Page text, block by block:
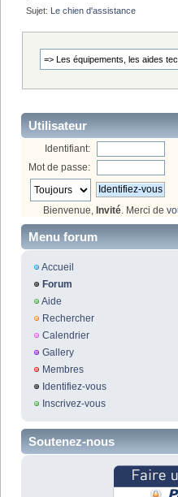
Sujet: Le chien d'assistance
Utilisateur
Identifiant:
Mot de passe:
Bienvenue, Invité. Merci de
Menu forum
Accueil
Forum
Aide
Rechercher
Calendrier
Gallery
Membres
Identifiez-vous
Inscrivez-vous
Soutenez-nous